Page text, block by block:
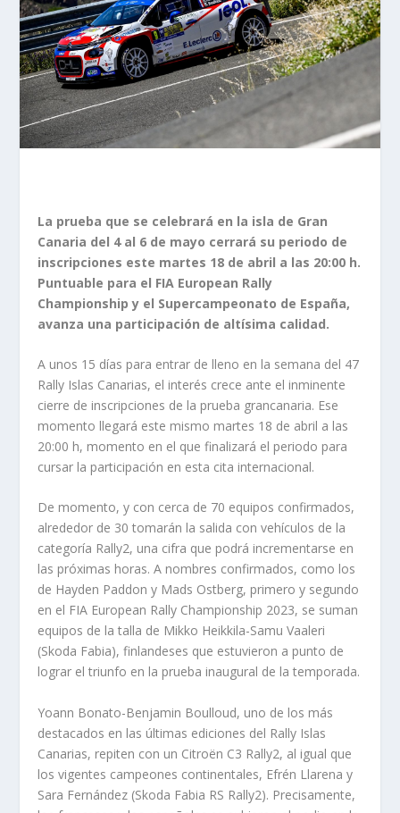
La prueba que se celebrará en la isla de Gran
Canaria del 4 al 6 de mayo cerrará su periodo de
inscripciones este martes 18 de abril a las 20:00 h.
Puntuable para el FIA European Rally
Championship y el Supercampeonato de España,
avanza una participación de altísima calidad.
A unos 15 días para entrar de lleno en la semana del 47
Rally Islas Canarias, el interés crece ante el inminente
cierre de inscripciones de la prueba grancanaria. Ese
momento llegará este mismo martes 18 de abril a las
20:00 h, momento en el que finalizará el periodo para
cursar la participación en esta cita internacional.
De momento, y con cerca de 70 equipos confirmados,
alrededor de 30 tomarán la salida con vehículos de la
categoría Rally2, una cifra que podrá incrementarse en
las próximas horas. A nombres confirmados, como los
de Hayden Paddon y Mads Ostberg, primero y segundo
en el FIA European Rally Championship 2023, se suman
equipos de la talla de Mikko Heikkila-Samu Vaaleri
(Skoda Fabia), finlandeses que estuvieron a punto de
lograr el triunfo en la prueba inaugural de la temporada.
Yoann Bonato-Benjamin Boulloud, uno de los más
destacados en las últimas ediciones del Rally Islas
Canarias, repiten con un Citroën C3 Rally2, al igual que
los vigentes campeones continentales, Efrén Llarena y
Sara Fernández (Skoda Fabia RS Rally2). Precisamente,